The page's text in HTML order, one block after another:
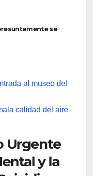
se
al museo del
calidad del aire
Urgente
y la